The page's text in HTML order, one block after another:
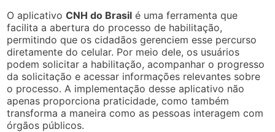
O aplicativoCNH do Brasil é uma ferramenta que
facilita a abertura do processo de habilitação,
permitindo que os cidadãos gerenciem esse percurso
diretamente do celular. Por meio dele, os usuários
podem solicitar a habilitação, acompanhar o progresso
da solicitação e acessar informações relevantes sobre
o processo. A implementação desse aplicativo não
apenas proporciona praticidade, como também
transforma a maneira como as pessoas interagem com
órgãos públicos.